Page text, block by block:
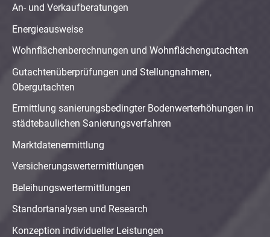
An- und Verkaufberatungen
Energieausweise
Wohnflächenberechnungen und Wohnflächengutachten
Gutachtenüberprüfungen und Stellungnahmen,
Obergutachten
Ermittlung sanierungsbedingter Bodenwerterhöhungen in
städtebaulichen Sanierungsverfahren
Marktdatenermittlung
Versicherungswertermittlungen
Beleihungswertermittlungen
Standortanalysen und Research
Konzeption individueller Leistungen